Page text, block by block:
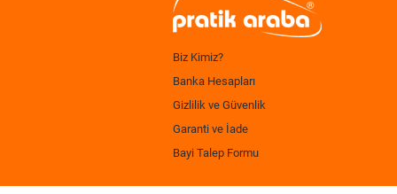
Biz Kimiz?
Banka Hesapları
Gizlilik ve Güvenlik
Garanti ve İade
Bayi Talep Formu